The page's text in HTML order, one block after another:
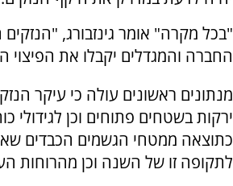
"בכל מקרה" אומר גינזבורג, "הנזקים
החברה והמגדלים יקבלו את הפיצוי
מנתונים ראשונים עולה כי עיקר
ירקות בשטחים פתוחים וכן לגידולי
כתוצאה ממטחי הגשמים הכבדים
לתקופה זו של השנה וכן מהרוחות